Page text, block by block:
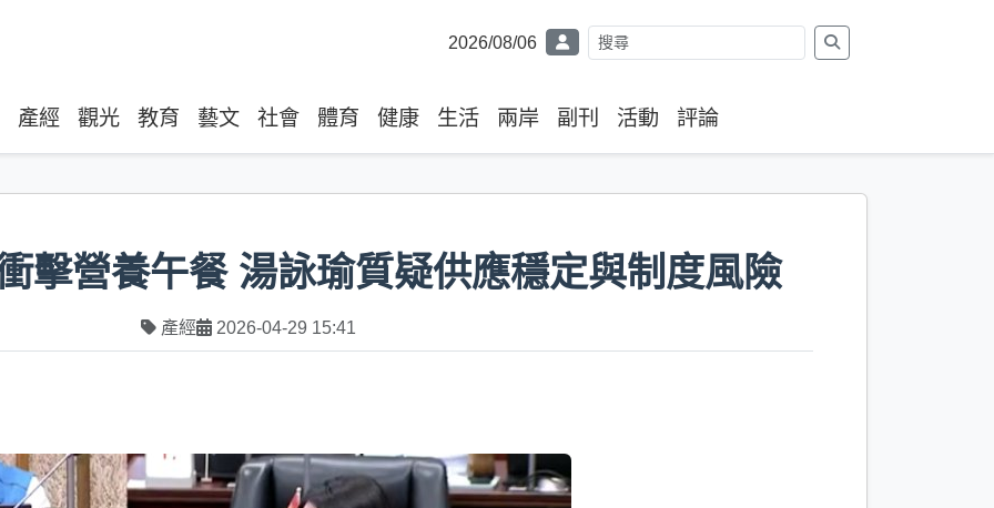
2026/08/06
產經 觀光 教育 藝文 社會 體育 健康 生活 兩岸 副刊 活動 評論
擊營養午餐 湯詠瑜質疑供應穩定與制度風險
產經 2026-04-29 15:41